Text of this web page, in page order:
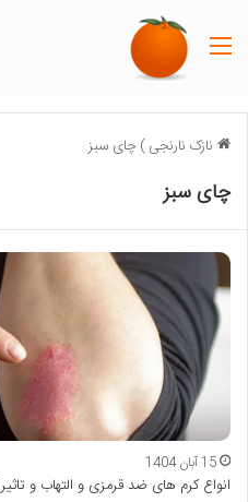
نازک نارنجی)چای سبز
چای سبز
15 آبان 1404
انواع کرم های ضد قرمزی و التهاب و